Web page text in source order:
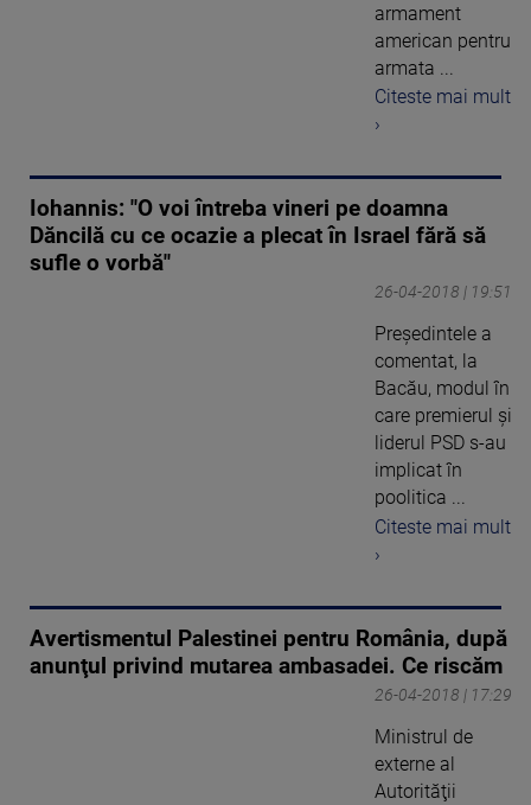
armament
american pentru
armata ...
Citeste mai mult
›
Iohannis: "O voi întreba vineri pe doamna
Dăncilă cu ce ocazie a plecat în Israel fără să
sufle o vorbă"
26-04-2018 | 19:51
Preşedintele a
comentat, la
Bacău, modul în
care premierul şi
liderul PSD s-au
implicat în
poolitica ...
Citeste mai mult
›
Avertismentul Palestinei pentru România, după
anunţul privind mutarea ambasadei. Ce riscăm
26-04-2018 | 17:29
Ministrul de
externe al
Autorităţii